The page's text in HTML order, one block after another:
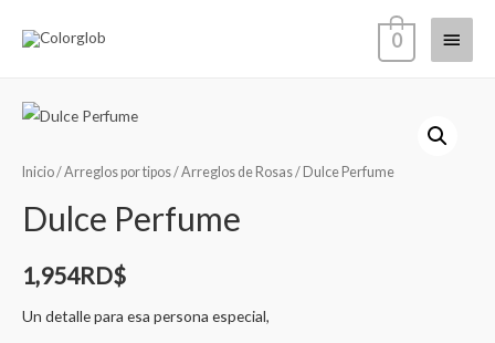
0
Inicio/Arreglos por tipos/Arreglos de Rosas/ Dulce Perfume
Dulce Perfume
1,954RD$
Un detalle para esa persona especial,